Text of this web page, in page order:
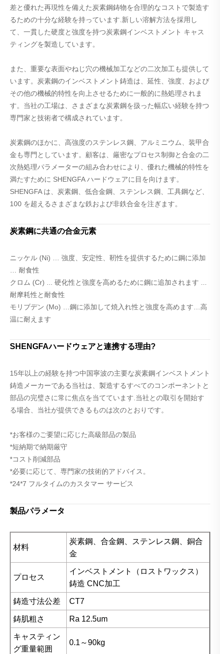
差と優れた再現性を備えた炭素鋼鋳物を合理的なコストで製造す
るための十分な経験を持っています.新しい溶解方法を採用し
て、一貫した硬度と強度を持つ炭素鋼インベストメント キャス
ティングを製造しています。
また、重要な表面やねじ穴の機械加工などの二次加工も提供して
います。炭素鋼のインベストメント鋳造は、延性、強度、および
その他の機械的特性を向上させるために一般的に熱処理されま
す。当社の工場は、さまざまな炭素鋼を扱った幅広い経験を持つ
専門家と技術者で構成されています。
炭素鋼のほかに、高強度のステンレス鋼、アルミニウム、装甲合
金も専門としています。顧客は、厳密なプロセス制御と合金の二
次熱処理パラメーターの組み合わせにより、優れた機械的特性を
満たすために SHENGFA ハードウェアに目を向けます。
SHENGFA は、炭素鋼、低合金鋼、ステンレス鋼、工具鋼など、
100 を超えるさまざまな鉄および非鉄合金を注ぎます。
炭素鋼に共通の合金元素
ニッケル (Ni) … 強度、安定性、靭性を提供するために鋼に添加
… 耐食性
クロム (Cr) ... 硬化性と強度を高めるために鋼に追加されます ...
耐摩耗性と耐食性
モリブデン (Mo) …鋼に添加して焼入れ性と強度を高めます…高
温に耐えます
SHENGFAハードウェアと連携する理由?
15年以上の経験を持つ中国寧波の主要な炭素鋼インベストメント
鋳造メーカーである当社は、製造するすべてのコンポーネントと
部品の完璧さに常に焦点を当てています.当社との取引を開始す
る場合、当社が提供できるものは次のとおりです。
*お客様のご要望に応じた高級部品の製品
*短納期で納期厳守
*コスト削減部品
*必要に応じて、専門家の技術的アドバイス。
*24*7 フルタイムのカスタマー サービス
製品パラメータ
材料
炭素鋼、合金鋼、ステンレス鋼、銅合
金
プロセス
インベストメント（ロストワックス）
鋳造 CNC加工
鋳造寸法公差 CT7
鋳肌粗さ Ra 12.5um
キャスティン
グ重量範囲
0.1～90kg